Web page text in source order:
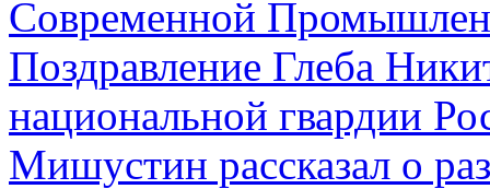
Современной
Поздравление Глеба
национальной гвардии
Мишустин рассказал о